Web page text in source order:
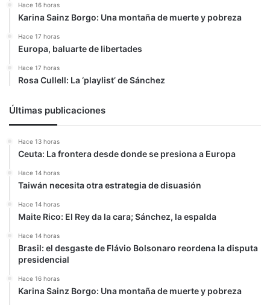
Hace 16 horas
Karina Sainz Borgo: Una montaña de muerte y pobreza
Hace 17 horas
Europa, baluarte de libertades
Hace 17 horas
Rosa Cullell: La ‘playlist’ de Sánchez
Últimas publicaciones
Hace 13 horas
Ceuta: La frontera desde donde se presiona a Europa
Hace 14 horas
Taiwán necesita otra estrategia de disuasión
Hace 14 horas
Maite Rico: El Rey da la cara; Sánchez, la espalda
Hace 14 horas
Brasil: el desgaste de Flávio Bolsonaro reordena la disputa
presidencial
Hace 16 horas
Karina Sainz Borgo: Una montaña de muerte y pobreza